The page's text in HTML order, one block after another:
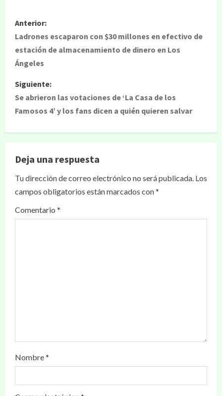
Anterior:
Ladrones escaparon con $30 millones en efectivo de
estación de almacenamiento de dinero en Los
Ángeles
Siguiente:
Se abrieron las votaciones de ‘La Casa de los
Famosos 4’ y los fans dicen a quién quieren salvar
Deja una respuesta
Tu dirección de correo electrónico no será publicada. Los
campos obligatorios están marcados con*
Comentario *
Nombre*